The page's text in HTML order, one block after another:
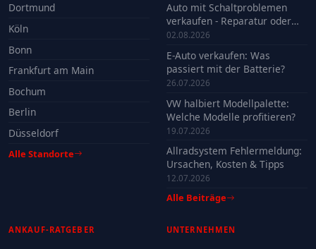
Dortmund
Köln
Bonn
Frankfurt am Main
Bochum
Berlin
Düsseldorf
Alle Standorte
Auto mit Schaltproblemen
verkaufen - Reparatur oder
Verkauf?
02.08.2026
E-Auto verkaufen: Was
passiert mit der Batterie?
26.07.2026
VW halbiert Modellpalette:
Welche Modelle profitieren?
19.07.2026
Allradsystem Fehlermeldung:
Ursachen, Kosten & Tipps
12.07.2026
Alle Beiträge
ANKAUF-RATGEBER UNTERNEHMEN